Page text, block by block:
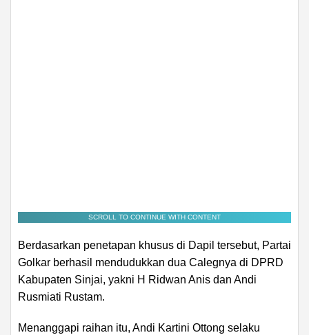
SCROLL TO CONTINUE WITH CONTENT
Berdasarkan penetapan khusus di Dapil tersebut, Partai
Golkar berhasil mendudukkan dua Calegnya di DPRD
Kabupaten Sinjai, yakni H Ridwan Anis dan Andi
Rusmiati Rustam.
Menanggapi raihan itu, Andi Kartini Ottong selaku